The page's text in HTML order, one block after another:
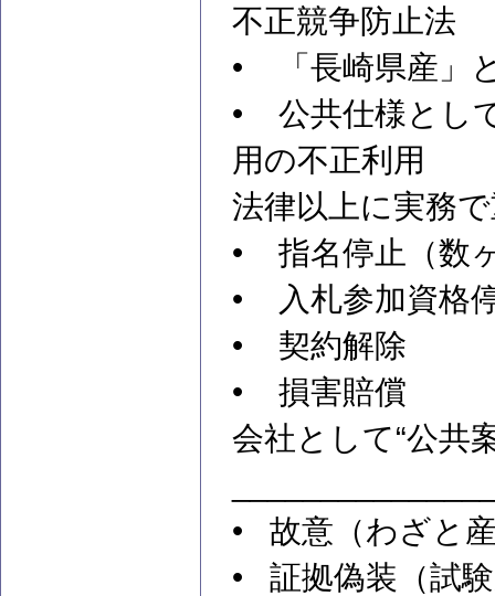
不正競争防止法
• 「長崎県産」
• 公共仕様とし
用の不正利用
法律以上に実務
• 指名停止（数
• 入札参加資格
• 契約解除
• 損害賠償
会社として“公共
• 故意（わざと
• 証拠偽装（試